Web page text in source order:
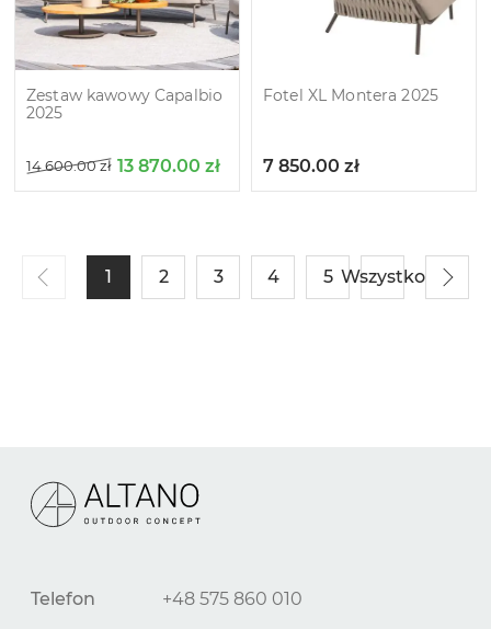
Zestaw kawowy Capalbio
2025
14 600.00zł 13 870.00 zł
Fotel XL Montera 2025
7 850.00 zł
1 2 3 4 5 Wszystko
Telefon
+48 575 860 010